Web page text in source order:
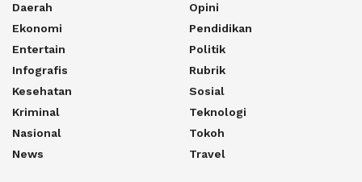
Daerah
Ekonomi
Entertain
Infografis
Kesehatan
Kriminal
Nasional
News
Opini
Pendidikan
Politik
Rubrik
Sosial
Teknologi
Tokoh
Travel